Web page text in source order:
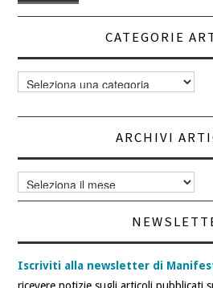
CATEGORIE
Categorie
articoli
ARCHIVI
Archivi
articoli
Iscriviti alla newsletter di